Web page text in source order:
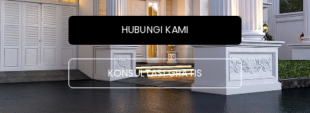
HUBUNGI KAMI
KONSULTASI GRATIS